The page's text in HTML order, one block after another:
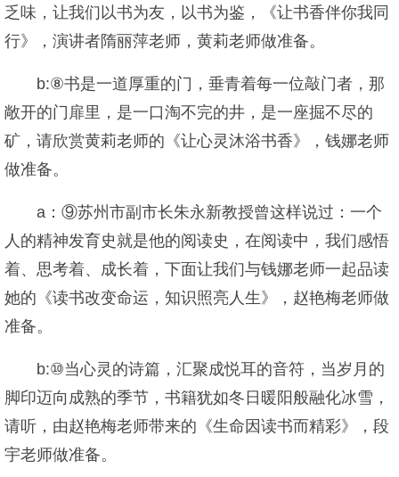
乏味，让我们以书为友，以书为鉴，《让书香伴你我同
行》，演讲者隋丽萍老师，黄莉老师做准备。
b:⑧书是一道厚重的门，垂青着每一位敲门者，那
敞开的门扉里，是一口淘不完的井，是一座掘不尽的
矿，请欣赏黄莉老师的《让心灵沐浴书香》，钱娜老师
做准备。
a：⑨苏州市副市长朱永新教授曾这样说过：一个
人的精神发育史就是他的阅读史，在阅读中，我们感悟
着、思考着、成长着，下面让我们与钱娜老师一起品读
她的《读书改变命运，知识照亮人生》，赵艳梅老师做
准备。
b:⑩当心灵的诗篇，汇聚成悦耳的音符，当岁月的
脚印迈向成熟的季节，书籍犹如冬日暖阳般融化冰雪，
请听，由赵艳梅老师带来的《生命因读书而精彩》，段
宇老师做准备。